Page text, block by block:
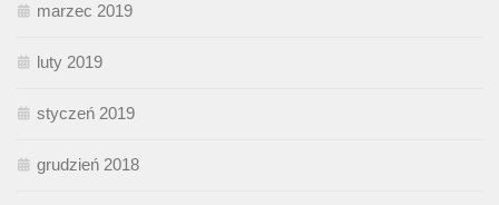
marzec 2019
luty 2019
styczeń 2019
grudzień 2018